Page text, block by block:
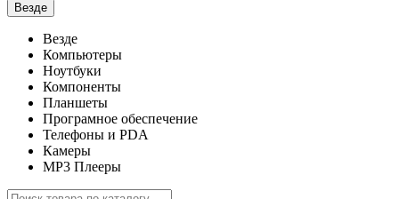
Везде
Везде
Компьютеры
Ноутбуки
Компоненты
Планшеты
Програмное обеспечение
Телефоны и PDA
Камеры
MP3 Плееры